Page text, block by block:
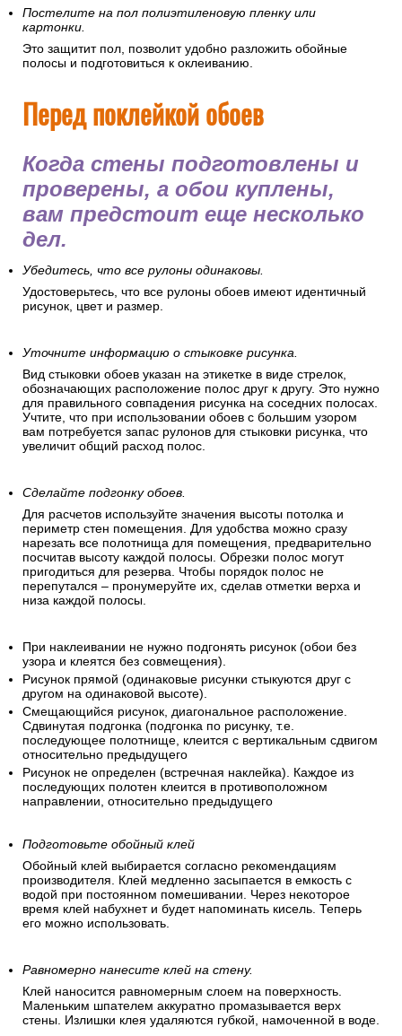
Постелите на пол полиэтиленовую пленку или
картонки.
Это защитит пол, позволит удобно разложить обойные
полосы и подготовиться к оклеиванию.
Перед поклейкой обоев
Когда стены подготовлены и
проверены, а обои куплены,
вам предстоит еще несколько
дел.
Убедитесь, что все рулоны одинаковы.
Удостоверьтесь, что все рулоны обоев имеют идентичный
рисунок, цвет и размер.
Уточните информацию о стыковке рисунка.
Вид стыковки обоев указан на этикетке в виде стрелок,
обозначающих расположение полос друг к другу. Это нужно
для правильного совпадения рисунка на соседних полосах.
Учтите, что при использовании обоев с большим узором
вам потребуется запас рулонов для стыковки рисунка, что
увеличит общий расход полос.
Сделайте подгонку обоев.
Для расчетов используйте значения высоты потолка и
периметр стен помещения. Для удобства можно сразу
нарезать все полотнища для помещения, предварительно
посчитав высоту каждой полосы. Обрезки полос могут
пригодиться для резерва. Чтобы порядок полос не
перепутался – пронумеруйте их, сделав отметки верха и
низа каждой полосы.
При наклеивании не нужно подгонять рисунок (обои без
узора и клеятся без совмещения).
Рисунок прямой (одинаковые рисунки стыкуются друг с
другом на одинаковой высоте).
Смещающийся рисунок, диагональное расположение.
Сдвинутая подгонка (подгонка по рисунку, т.е.
последующее полотнище, клеится с вертикальным сдвигом
относительно предыдущего
Рисунок не определен (встречная наклейка). Каждое из
последующих полотен клеится в противоположном
направлении, относительно предыдущего
Подготовьте обойный клей
Обойный клей выбирается согласно рекомендациям
производителя. Клей медленно засыпается в емкость с
водой при постоянном помешивании. Через некоторое
время клей набухнет и будет напоминать кисель. Теперь
его можно использовать.
Равномерно нанесите клей на стену.
Клей наносится равномерным слоем на поверхность.
Маленьким шпателем аккуратно промазывается верх
стены. Излишки клея удаляются губкой, намоченной в воде.